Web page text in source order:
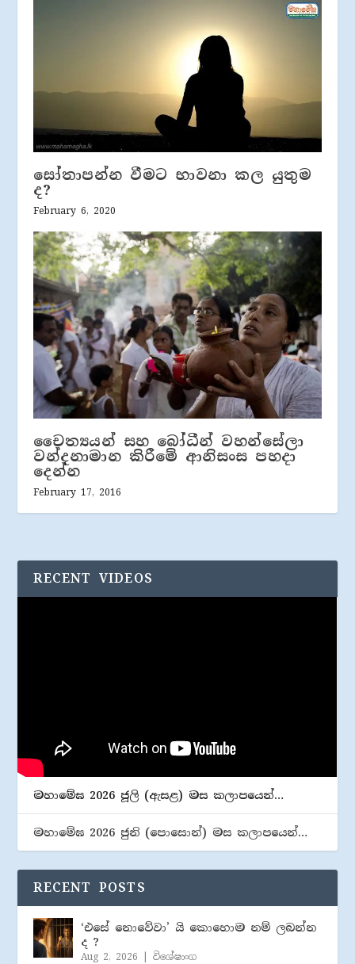
සෝතාපන්න වීමට භාවනා කල යුතුම
ද?
February 6, 2020
චෛත්‍යයන් සහ බෝධීන් වහන්සේලා
වන්දනාමාන කිරීමේ ආනිසංස පහදා
දෙන්න
February 17, 2016
RECENT VIDEOS
මහාමේඝ 2026 ජූලි (​ඇසළ) මස කලාපයෙන්…
මහාමේඝ 2026 ජුනි (​පොසොන්) මස කලාපයෙන්…
RECENT POSTS
‘එසේ නොවේවා’ යි කොහොම නම් ලබන්න
ද ?
Aug 2, 2026 |විශේෂාංග